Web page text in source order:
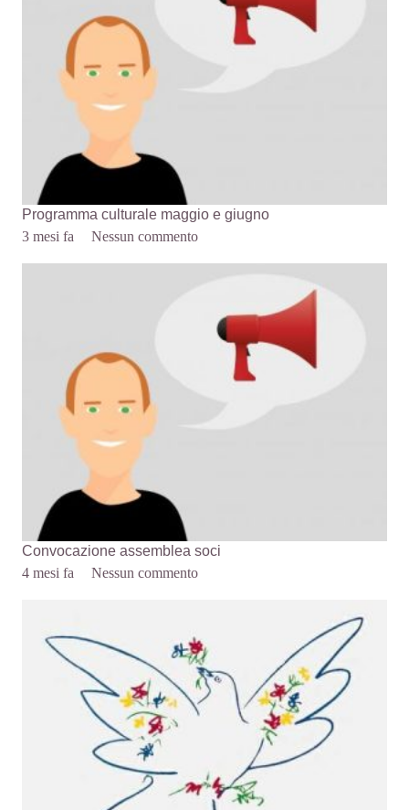
Programma culturale maggio e giugno
3 mesi fa
Nessun commento
Convocazione assemblea soci
4 mesi fa
Nessun commento